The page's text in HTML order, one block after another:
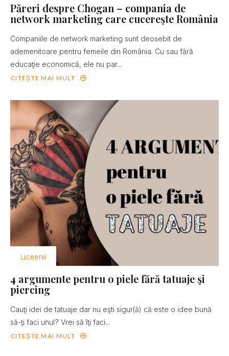
Păreri despre Chogan – compania de
network marketing care cucereşte România
Companiile de network marketing sunt deosebit de
ademenitoare pentru femeile din România. Cu sau fără
educaţie economică, ele nu par...
CITEȘTE MAI MULT
Liceenii
4 argumente pentru o piele fără tatuaje şi
piercing
Cauţi idei de tatuaje dar nu eşti sigur(ă) că este o idee bună
să-ţi faci unul? Vrei să îţi faci...
CITEȘTE MAI MULT